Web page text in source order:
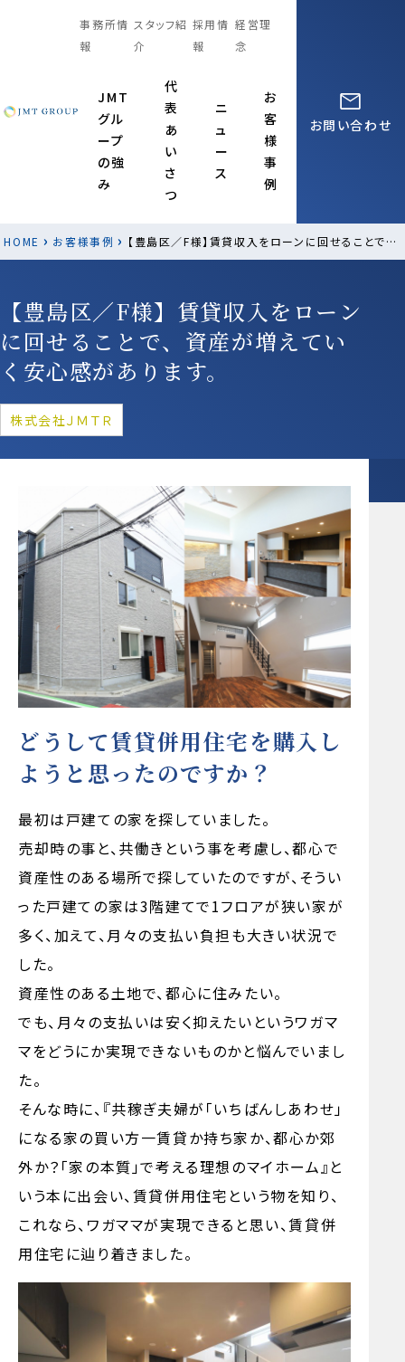
事務所情
報
スタッフ紹
介
採用情
報
経営理
念
JMT
グル
ープ
の強
み
代
表
あ
い
さ
つ
ニ
ュ
ー
ス
お
客
様
事
例
お問い合わせ
HOME › お客様事例 › 【豊島区／F様】賃貸収入をローンに回せることで、資産が増えていく安心感があります。
【豊島区／F様】賃貸収入をローン
に回せることで、資産が増えてい
く安心感があります。
株式会社ＪＭＴＲ
どうして賃貸併用住宅を購入し
ようと思ったのですか？
最初は戸建ての家を探していました。
売却時の事と、共働きという事を考慮し、都心で
資産性のある場所で探していたのですが、そうい
った戸建ての家は3階建てで1フロアが狭い家が
多く、加えて、月々の支払い負担も大きい状況で
した。
資産性のある土地で、都心に住みたい。
でも、月々の支払いは安く抑えたいというワガマ
マをどうにか実現できないものかと悩んでいまし
た。
そんな時に、『共稼ぎ夫婦が「いちばんしあわせ」
になる家の買い方一賃貸か持ち家か、都心か郊
外か？「家の本質」で考える理想のマイホーム』と
いう本に出会い、賃貸併用住宅という物を知り、
これなら、ワガママが実現できると思い、賃貸併
用住宅に辿り着きました。